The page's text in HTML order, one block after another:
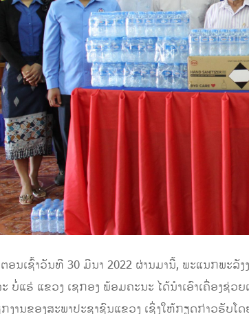
ອນເຊົ້າວັນທີ 30 ມີນາ 2022 ຜ່ານມານີ້, ພະແນກພະ
ບໍ່ແຮ່ ແຂວງ ເຊກອງ ພ້ອມຄະນະ ໄດ້ນໍາເອົາເຄື່ອງຊ່
ງານຂອງສະພາປະຊາຊົນແຂວງ ເຊິ່ງໃຫ້ກຽດກ່າວຮັບ